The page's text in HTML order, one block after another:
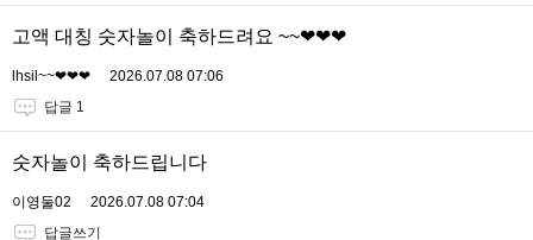
고액 대칭 숫자놀이 축하드려요 ~~❤❤❤
lhsil~~❤❤❤
2026.07.08 07:06
답글 1
숫자놀이 축하드립니다
이영둘02
2026.07.08 07:04
답글쓰기